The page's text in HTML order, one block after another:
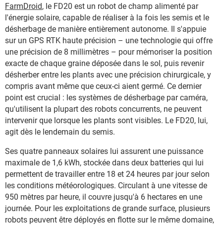
FarmDroid, le FD20 est un robot de champ alimenté par
l'énergie solaire, capable de réaliser à la fois les semis et le
désherbage de manière entièrement autonome. Il s'appuie
sur un GPS RTK haute précision – une technologie qui offre
une précision de 8 millimètres – pour mémoriser la position
exacte de chaque graine déposée dans le sol, puis revenir
désherber entre les plants avec une précision chirurgicale, y
compris avant même que ceux-ci aient germé. Ce dernier
point est crucial : les systèmes de désherbage par caméra,
qu'utilisent la plupart des robots concurrents, ne peuvent
intervenir que lorsque les plants sont visibles. Le FD20, lui,
agit dès le lendemain du semis.
Ses quatre panneaux solaires lui assurent une puissance
maximale de 1,6 kWh, stockée dans deux batteries qui lui
permettent de travailler entre 18 et 24 heures par jour selon
les conditions météorologiques. Circulant à une vitesse de
950 mètres par heure, il couvre jusqu'à 6 hectares en une
journée. Pour les exploitations de grande surface, plusieurs
robots peuvent être déployés en flotte sur le même domaine,